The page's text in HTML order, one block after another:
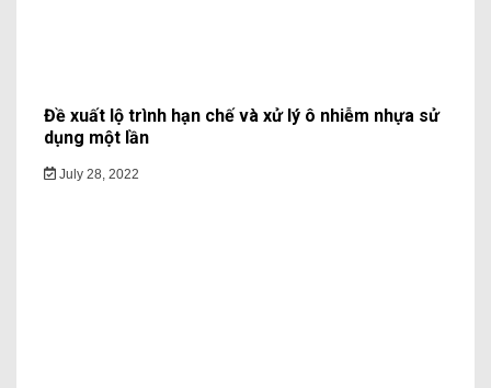
Đề xuất lộ trình hạn chế và xử lý ô nhiễm nhựa sử
dụng một lần
July 28, 2022